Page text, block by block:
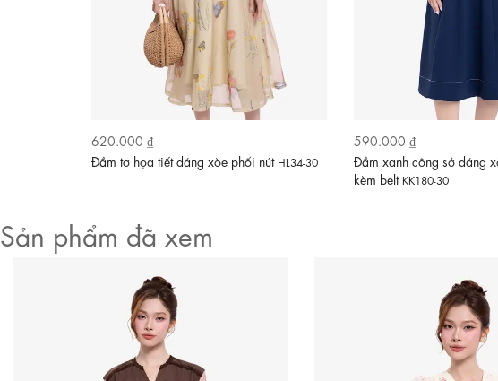
620.000 ₫
Đầm tơ họa tiết dáng xòe phối nút HL34-30
590.000 ₫
Đầm xanh công sở dáng
kèm belt KK180-30
Sản phẩm đã xem